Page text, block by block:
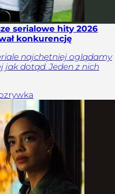
serialowe hity 2026
konkurencję
najchętniej oglądamy
jak dotąd. Jeden z nich